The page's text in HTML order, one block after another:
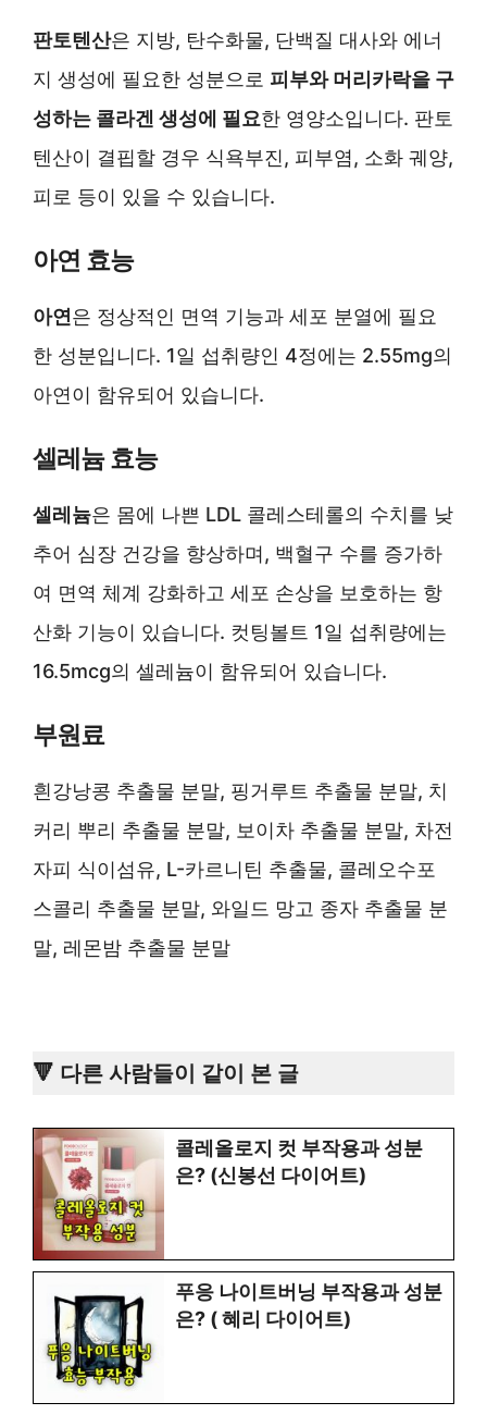
판토텐산은 지방, 탄수화물, 단백질 대사와 에너
지 생성에 필요한 성분으로 피부와 머리카락을 구
성하는 콜라겐 생성에 필요한 영양소입니다. 판토
텐산이 결핍할 경우 식욕부진, 피부염, 소화 궤양,
피로 등이 있을 수 있습니다.
아연 효능
아연 은 정상적인 면역 기능과 세포 분열에 필요
한 성분입니다. 1일 섭취량인 4정에는 2.55mg의
아연이 함유되어 있습니다.
셀레늄 효능
셀레늄은 몸에 나쁜 LDL 콜레스테롤의 수치를 낮
추어 심장 건강을 향상하며, 백혈구 수를 증가하
여 면역 체계 강화하고 세포 손상을 보호하는 항
산화 기능이 있습니다. 컷팅볼트 1일 섭취량에는
16.5mcg의 셀레늄이 함유되어 있습니다.
부원료
흰강낭콩 추출물 분말, 핑거루트 추출물 분말, 치
커리 뿌리 추출물 분말, 보이차 추출물 분말, 차전
자피 식이섬유, L-카르니틴 추출물, 콜레오수포
스콜리 추출물 분말, 와일드 망고 종자 추출물 분
말, 레몬밤 추출물 분말
🔻 다른 사람들이 같이 본 글
콜레올로지 컷 부작용과 성분
은? (신봉선 다이어트)
푸응 나이트버닝 부작용과 성분
은? ( 혜리 다이어트)